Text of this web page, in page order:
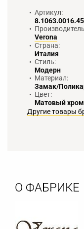
Артикул:
Verona
Страна:
Италия
Стиль:
Модерн
Материал:
Замак/
Цвет:
Матовый хром
Другие товары
О ФАБРИКЕ